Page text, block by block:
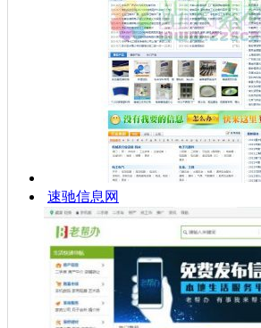
速驰信息网